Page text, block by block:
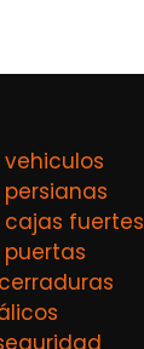
fuertes